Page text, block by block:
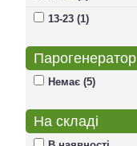
13-23 (1)
Парогенератор
Немає (5)
На складі